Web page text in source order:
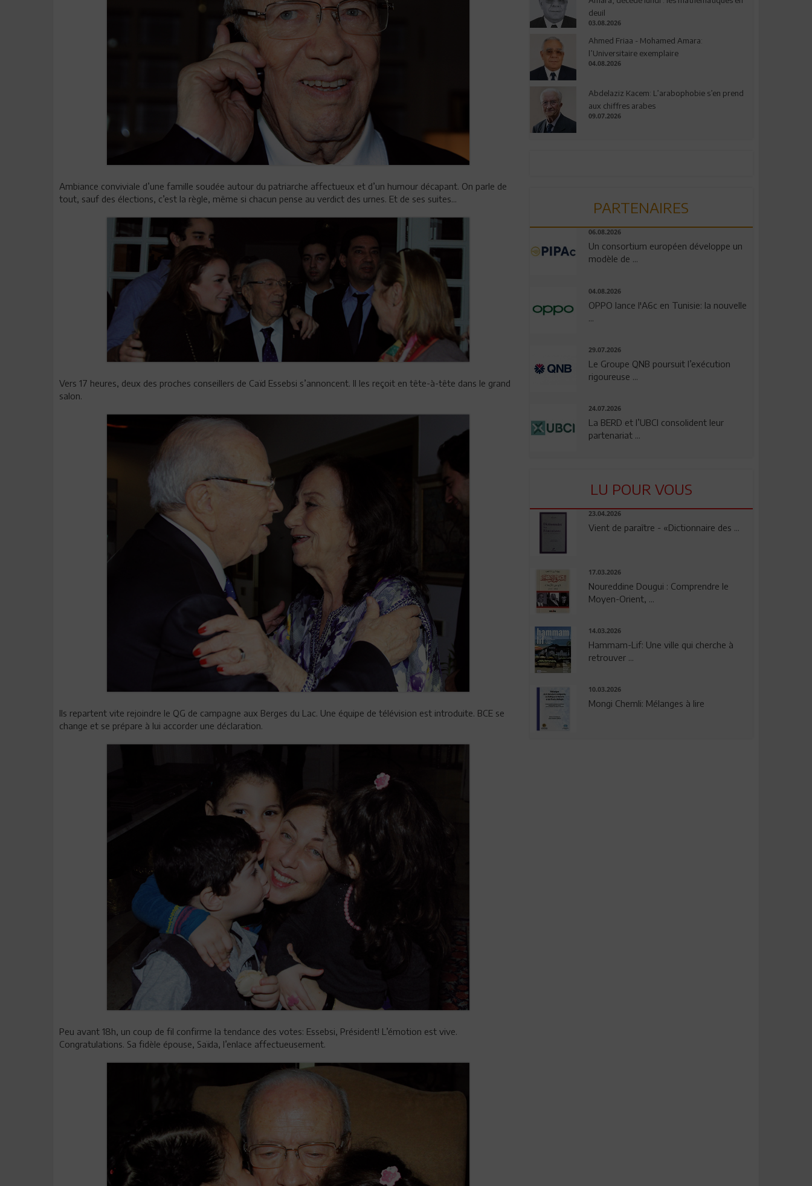
Ambiance conviviale d’une famille soudée autour du patriarche affectueux et d’un humour décapant. On parle de
tout, sauf des élections, c’est la règle, même si chacun pense au verdict des urnes. Et de ses suites...
Vers 17 heures, deux des proches conseillers de Caïd Essebsi s’annoncent. Il les reçoit en tête-à-tête dans le grand
salon.
Ils repartent vite rejoindre le QG de campagne aux Berges du Lac. Une équipe de télévision est introduite. BCE se
change et se prépare à lui accorder une déclaration.
Peu avant 18h, un coup de fil confirme la tendance des votes: Essebsi, Président! L’émotion est vive.
Congratulations. Sa fidèle épouse, Saïda, l’enlace affectueusement.
deuil
03.08.2026
Ahmed Friaa - Mohamed Amara:
l’Universitaire exemplaire
04.08.2026
Abdelaziz Kacem: L’arabophobie s’en prend
aux chiffres arabes
09.07.2026
PARTENAIRES
06.08.2026
Un consortium européen développe un
modèle de ...
04.08.2026
OPPO lance l'A6c en Tunisie: la nouvelle
29.07.2026
Le Groupe QNB poursuit l’exécution
rigoureuse ...
24.07.2026
La BERD et l’UBCI consolident leur
partenariat ...
LU POUR VOUS
23.04.2026
Vient de paraître - «Dictionnaire des ...
17.03.2026
Noureddine Dougui : Comprendre le
Moyen-Orient, ...
14.03.2026
Hammam-Lif: Une ville qui cherche à
retrouver ...
10.03.2026
Mongi Chemli: Mélanges à lire